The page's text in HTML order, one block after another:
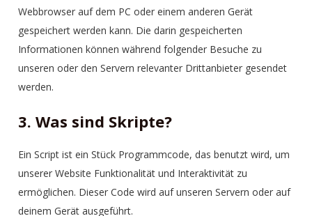
Webbrowser auf dem PC oder einem anderen Gerät
gespeichert werden kann. Die darin gespeicherten
Informationen können während folgender Besuche zu
unseren oder den Servern relevanter Drittanbieter gesendet
werden.
3. Was sind Skripte?
Ein Script ist ein Stück Programmcode, das benutzt wird, um
unserer Website Funktionalität und Interaktivität zu
ermöglichen. Dieser Code wird auf unseren Servern oder auf
deinem Gerät ausgeführt.